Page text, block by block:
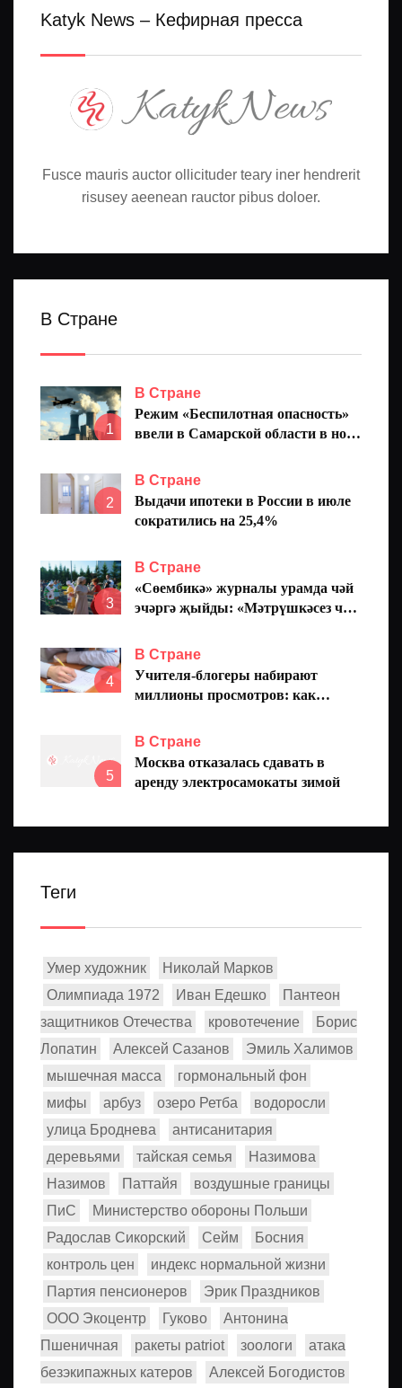
Katyk News – Кефирная пресса
Fusce mauris auctor ollicituder teary iner hendrerit
risusey aeenean rauctor pibus doloer.
В Стране
1
В Стране
Режим «Беспилотная опасность»
ввели в Самарской области в ночь
2
В Стране
Выдачи ипотеки в России в июле
сократились на 25,4%
3
В Стране
«Сөембикә» журналы урамда чәй
эчәргә җыйды: «Мәтрүшкәсез чәй
4
В Стране
Учителя-блогеры набирают
миллионы просмотров: как
обучению
5
В Стране
Москва отказалась сдавать в
аренду электросамокаты зимой
Теги
Умер художник
Николай Марков
Олимпиада 1972
Иван Едешко
Пантеон
защитников Отечества
кровотечение
Борис
Лопатин
Алексей Сазанов
Эмиль Халимов
мышечная масса
гормональный фон
мифы
арбуз озеро Ретба
водоросли
улица Броднева
антисанитария
деревьями
тайская семья
Назимова
Назимов
Паттайя
воздушные границы
ПиС
Министерство обороны Польши
Радослав Сикорский
Сейм
Босния
контроль цен
индекс нормальной жизни
Партия пенсионеров
Эрик Праздников
ООО Экоцентр
Гуково
Антонина
Пшеничная
ракеты patriot зоологи
атака
безэкипажных катеров
Алексей Богодистов